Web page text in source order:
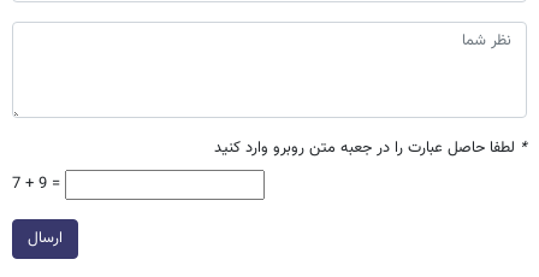
* لطفا حاصل عبارت را در جعبه متن روبرو وارد کنید
7 + 9 =
ارسال